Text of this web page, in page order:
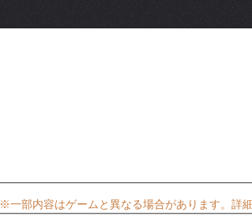
※一部内容はゲームと異なる場合があります。詳